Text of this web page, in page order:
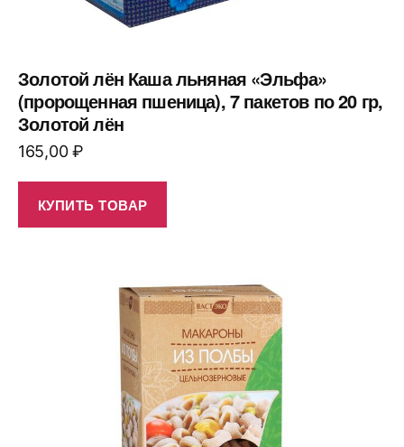
Золотой лён Каша льняная «Эльфа»
(пророщенная пшеница), 7 пакетов по 20 гр,
Золотой лён
165,00₽
КУПИТЬ ТОВАР